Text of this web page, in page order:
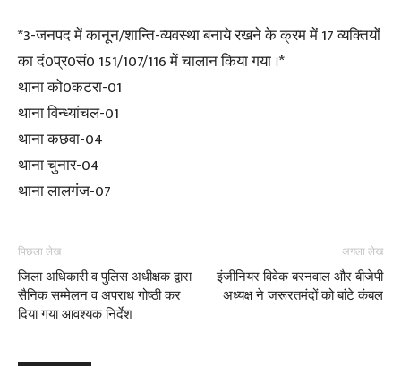
*3-जनपद में कानून/शान्ति-व्यवस्था बनाये रखने के क्रम में 17 व्यक्तियों
का दं0प्र0सं0 151/107/116 में चालान किया गया ।*
थाना को0कटरा-01
थाना विन्ध्यांचल-01
थाना कछवा-04
थाना चुनार-04
थाना लालगंज-07
पिछला लेख
जिला अधिकारी व पुलिस अधीक्षक द्वारा
सैनिक सम्मेलन व अपराध गोष्ठी कर
दिया गया आवश्यक निर्देश
अगला लेख
इंजीनियर विवेक बरनवाल और बीजेपी
अध्यक्ष ने जरूरतमंदों को बांटे कंबल